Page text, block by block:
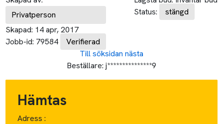
Privatperson
Skapad: 14 apr, 2017
Jobb-id: 79584 Verifierad
Status:
stängd
Till söksidan nästa
Beställare: j***************9
Hämtas
Adress :